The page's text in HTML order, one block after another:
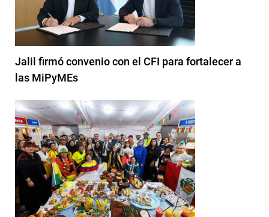
Jalil firmó convenio con el CFI para fortalecer a
las MiPyMEs